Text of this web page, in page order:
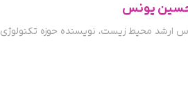
یونس
ارشد محیط زیست، نویسنده حوزه تکنولوژی